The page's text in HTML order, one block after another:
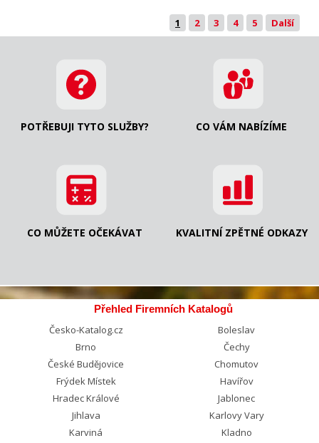
1 2 3 4 5 Další
POTŘEBUJI TYTO SLUŽBY? CO VÁM NABÍZÍME
CO MŮŽETE OČEKÁVAT KVALITNÍ ZPĚTNÉ ODKAZY
Přehled Firemních Katalogů
Česko-Katalog.cz
Boleslav
Brno
Čechy
České Budějovice
Chomutov
Frýdek Místek
Havířov
Hradec Králové
Jablonec
Jihlava
Karlovy Vary
Karviná
Kladno